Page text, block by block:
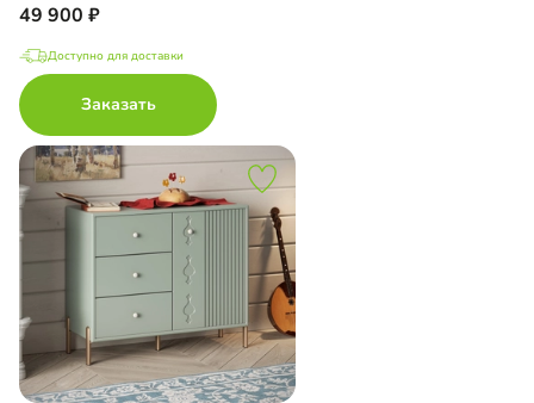
49 900
Доступно для доставки
Заказать